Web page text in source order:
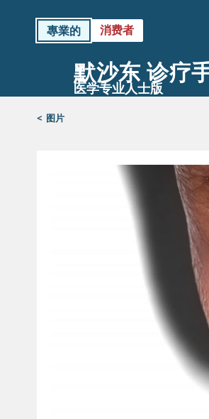
專業的 消费者
默沙东 诊疗
医学专业人士版
< 图片